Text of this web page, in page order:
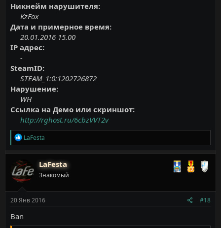
Никнейм нарушителя:
KzFox
Дата и примерное время:
20.01.2016 15.00
IP адрес:
-
SteamID:
STEAM_1:0:1202726872
Нарушение:
WH
Ссылка на Демо или скриншот:
http://rghost.ru/6cbzVVT2v
Р
е
а
ц
и
и
LaFesta
LaFesta
Знакомый
20 Янв 2016 #18
Ban